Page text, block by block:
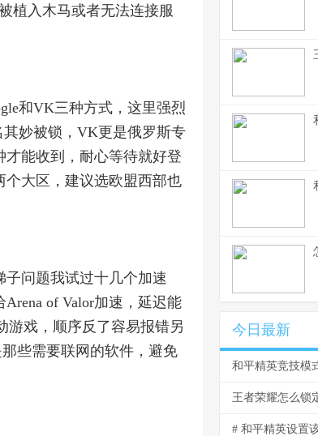
植入木马或者无法连接服
和VK三种方式，这里强烈
其妙被锁，VK更是俄罗斯专
能收到，耐心等待就好登
大区，建议选欧盟西部也
问题我试过十几个加速
of Valor加速，延迟能
游戏，顺序反了容易报错另
些需要联网的软件，避免
今日最新
和平精英竞技模
王者荣耀怎么锁
# 和平精英设置